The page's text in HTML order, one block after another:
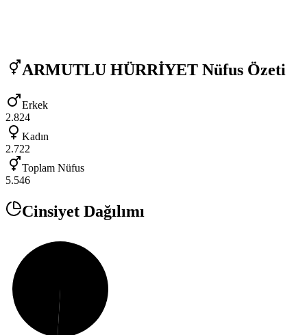
ARMUTLU HÜRRİYET Nüfus Özeti
Erkek
2.824
Kadın
2.722
Toplam Nüfus
5.546
Cinsiyet Dağılımı